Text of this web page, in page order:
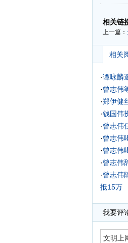
-
相关链
上一篇：
相关
·谭咏麟
·曾志伟
·郑伊健
·钱国伟
·曾志伟
·曾志伟
·曾志伟
·曾志伟
·曾志伟
抵15万
我要评